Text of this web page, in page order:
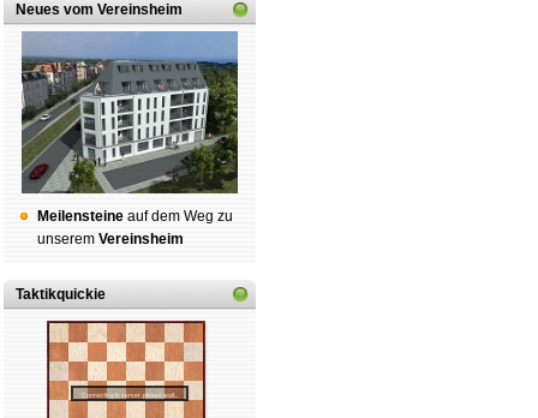
Neues vom Vereinsheim
Mei­len­stei­ne auf dem Weg zu
un­se­rem Ver­eins­heim
Taktikquickie